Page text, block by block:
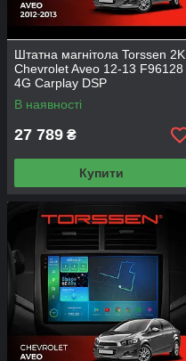
Штатна магнітола Torssen 2K
Chevrolet Aveo 12-13 F96128
4G Carplay DSP
В наявності
27 789 ₴
Купити